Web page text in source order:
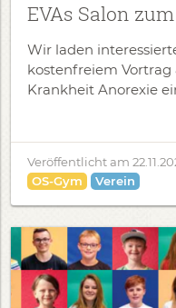
EVAs Salon
Wir laden
kostenfreiem
Krankheit Anorexie
Veröffentlicht am
OS-Gym
Verein